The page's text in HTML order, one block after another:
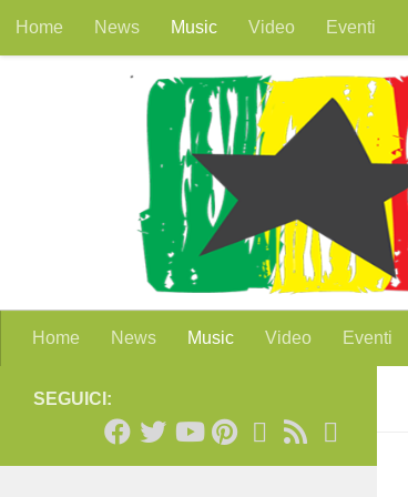
Salta al contenuto
Home News Music Video Eventi
Home News Music Video Eventi
SEGUICI: